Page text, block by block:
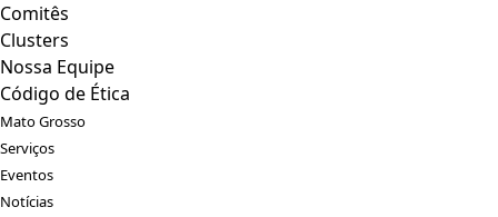
Comitês
Clusters
Nossa Equipe
Código de Ética
Mato Grosso
Serviços
Eventos
Notícias